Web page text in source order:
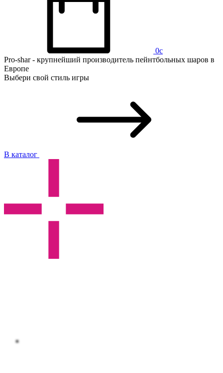
0c
Pro-shar - крупнейший производитель пейнтбольных шаров в
Европе
Выбери свой стиль игры
В каталог